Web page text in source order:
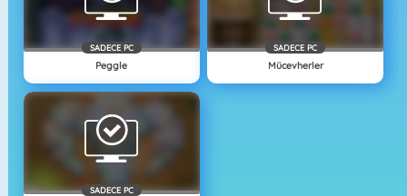
SADECE PC
Peggle
SADECE PC
Mücevherler
SADECE PC